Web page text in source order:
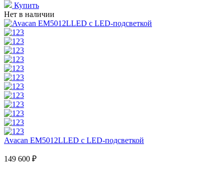
Купить
Нет в наличии
Avacan EM5012LLED с LED-подсветкой
149 600 ₽